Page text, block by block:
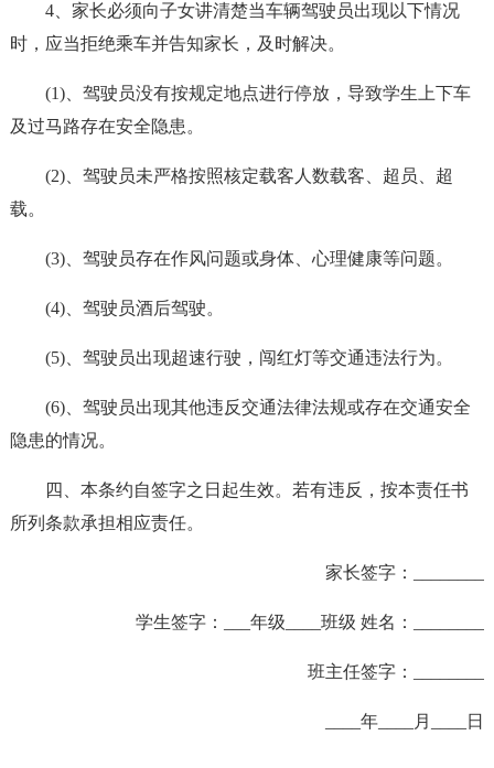
4、家长必须向子女讲清楚当车辆驾驶员出现以下情况
时，应当拒绝乘车并告知家长，及时解决。
(1)、驾驶员没有按规定地点进行停放，导致学生上下车
及过马路存在安全隐患。
(2)、驾驶员未严格按照核定载客人数载客、超员、超
载。
(3)、驾驶员存在作风问题或身体、心理健康等问题。
(4)、驾驶员酒后驾驶。
(5)、驾驶员出现超速行驶，闯红灯等交通违法行为。
(6)、驾驶员出现其他违反交通法律法规或存在交通安全
隐患的情况。
四、本条约自签字之日起生效。若有违反，按本责任书
所列条款承担相应责任。
家长签字：________
学生签字：___年级____班级 姓名：________
班主任签字：________
____年____月____日